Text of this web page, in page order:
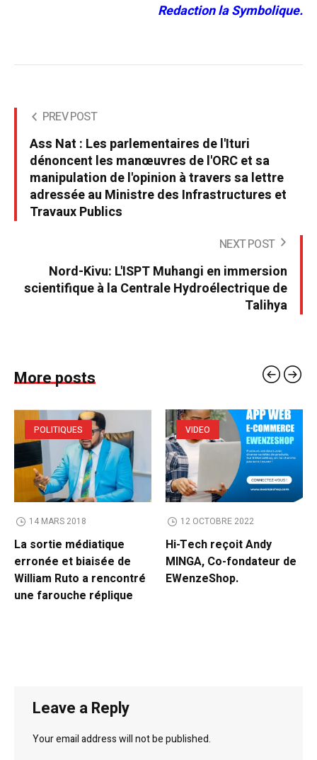
Redaction la Symbolique.
PREV POST
Ass Nat : Les parlementaires de l'Ituri
dénoncent les manœuvres de l'ORC et sa
manipulation de l'opinion à travers sa lettre
adressée au Ministre des Infrastructures et
Travaux Publics
NEXT POST
Nord-Kivu: L'ISPT Muhangi en immersion
scientifique à la Centrale Hydroélectrique de
Talihya
More posts
POLITIQUES
14 MARS 2018
La sortie médiatique
erronée et biaisée de
William Ruto a rencontré
une farouche réplique
VIDEO
12 OCTOBRE 2022
Hi-Tech reçoit Andy
MINGA, Co-fondateur de
EWenzeShop.
Leave a Reply
Your email address will not be published.